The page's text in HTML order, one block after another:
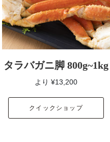
タラバガニ脚 800g~1kg
より ¥13,200
クイックショップ